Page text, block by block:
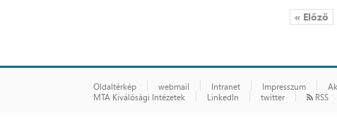
« Előző
Oldaltérkép webmail Intranet Impresszum
MTA Kiválósági Intézetek
LinkedIn twitter RSS